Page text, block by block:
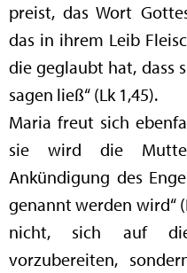
preist, das Wort
das in ihrem Leib
die geglaubt hat, dass
sagen ließ“ (Lk 1,45).
Maria freut sich
sie wird die
Ankündigung des
genannt werden wird“
nicht, sich auf
vorzubereiten,